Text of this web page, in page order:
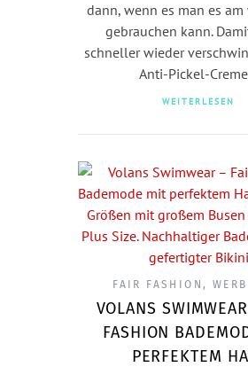
dann, wenn es man es
gebrauchen kann.
schneller wieder
Anti-Pickel-
WEITERLESEN
FAIR FASHION,
VOLANS
FASHION
PERFEKTEM